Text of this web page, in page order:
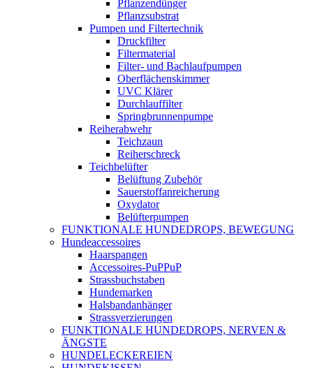
Pflanzendünger
Pflanzsubstrat
Pumpen und Filtertechnik
Druckfilter
Filtermaterial
Filter- und Bachlaufpumpen
Oberflächenskimmer
UVC Klärer
Durchlauffilter
Springbrunnenpumpe
Reiherabwehr
Teichzaun
Reiherschreck
Teichbelüfter
Belüftung Zubehör
Sauerstoffanreicherung
Oxydator
Belüfterpumpen
FUNKTIONALE HUNDEDROPS, BEWEGUNG
Hundeaccessoires
Haarspangen
Accessoires-PuPPuP
Strassbuchstaben
Hundemarken
Halsbandanhänger
Strassverzierungen
FUNKTIONALE HUNDEDROPS, NERVEN &
ÄNGSTE
HUNDELECKEREIEN